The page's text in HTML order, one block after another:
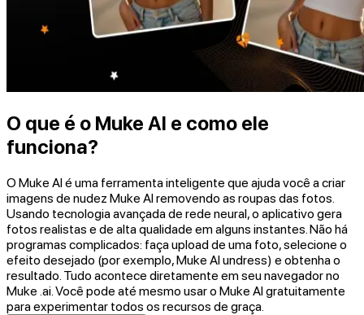
O que é o Muke AI e como ele
funciona?
O Muke AI é uma ferramenta inteligente que ajuda você a criar
imagens de nudez Muke AI removendo as roupas das fotos.
Usando tecnologia avançada de rede neural, o aplicativo gera
fotos realistas e de alta qualidade em alguns instantes. Não há
programas complicados: faça upload de uma foto, selecione o
efeito desejado (por exemplo, Muke AI undress) e obtenha o
resultado. Tudo acontece diretamente em seu navegador no
Muke .ai. Você pode até mesmo usar o Muke AI gratuitamente
para experimentar todos os recursos de graça.